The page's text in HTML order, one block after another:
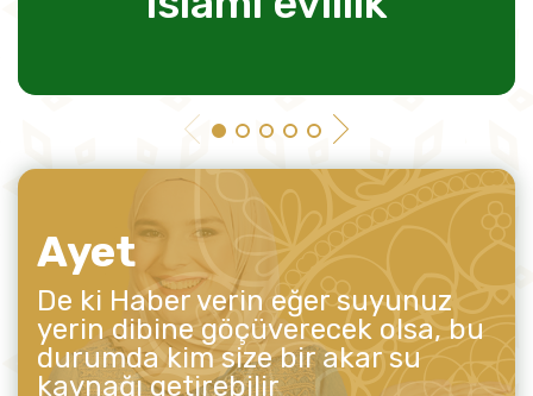
Ayet
De ki Haber verin eğer suyunuz
yerin dibine göçüverecek olsa, bu
durumda kim size bir akar su
kaynağı getirebilir